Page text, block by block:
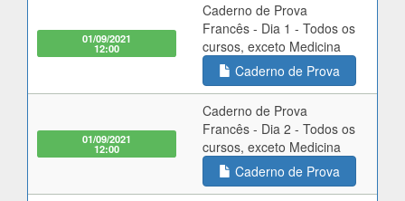
01/09/2021
12:00
Caderno de Prova
Francês - Dia 1 - Todos os
cursos, exceto Medicina
Caderno de Prova
01/09/2021
12:00
Caderno de Prova
Francês - Dia 2 - Todos os
cursos, exceto Medicina
Caderno de Prova